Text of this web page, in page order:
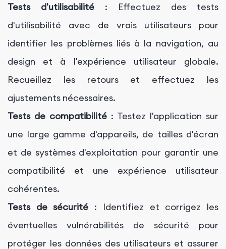
Tests d'utilisabilité : Effectuez des tests
d'utilisabilité avec de vrais utilisateurs pour
identifier les problèmes liés à la navigation, au
design et à l'expérience utilisateur globale.
Recueillez les retours et effectuez les
ajustements nécessaires.
Tests de compatibilité : Testez l'application sur
une large gamme d'appareils, de tailles d'écran
et de systèmes d'exploitation pour garantir une
compatibilité et une expérience utilisateur
cohérentes.
Tests de sécurité : Identifiez et corrigez les
éventuelles vulnérabilités de sécurité pour
protéger les données des utilisateurs et assurer